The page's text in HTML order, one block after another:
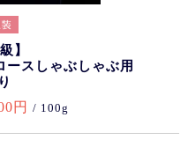
】
ースしゃぶしゃぶ用
円 / 100g